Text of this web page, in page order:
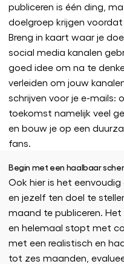
publiceren is één ding,
doelgroep krijgen
Breng in kaart waar je
social media kanalen
goed idee om na te
verleiden om jouw
schrijven voor je e-mails:
toekomst namelijk veel
en bouw je op een
fans.
Begin met een haalbaar
Ook hier is het
en jezelf ten doel te
maand te publiceren.
en helemaal stopt met
met een realistisch en
tot zes maanden,